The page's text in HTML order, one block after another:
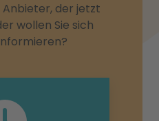
Anbieter, der jetzt
wollen Sie sich